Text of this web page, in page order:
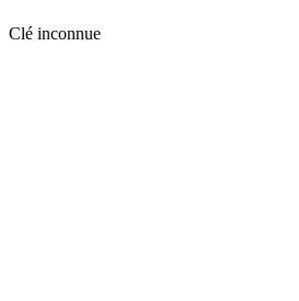
Clé inconnue